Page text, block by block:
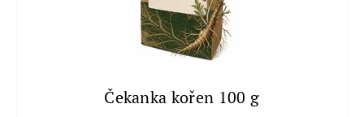
Čekanka kořen 100 g